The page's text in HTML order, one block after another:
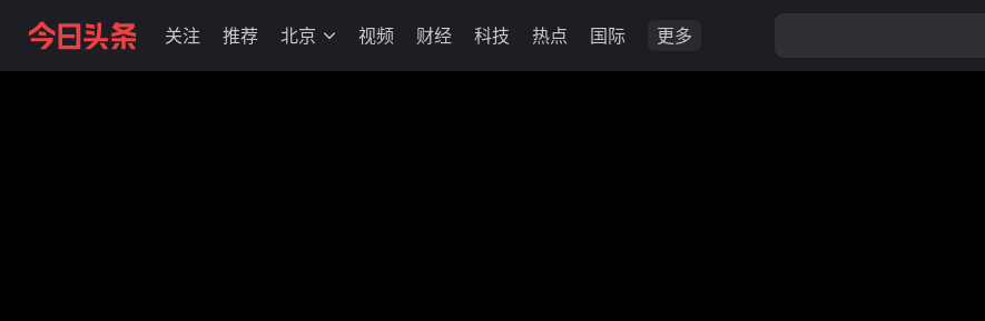
关注 推荐 北京 视频 财经 科技 热点 国际 更多